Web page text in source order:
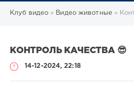
Клуб видео » Видео животные »
КОНТРОЛЬ КАЧЕСТВА 😎
14-12-2024, 22:18